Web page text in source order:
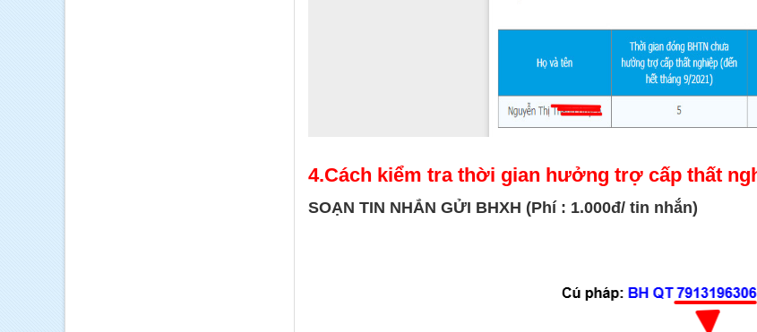
4.Cách kiểm tra thời gian hưởng trợ cấp thất
SOẠN TIN NHẮN GỬI BHXH (Phí : 1.000đ/ tin nhắn)